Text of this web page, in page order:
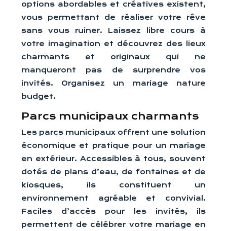
options abordables et créatives existent,
vous permettant de réaliser votre rêve
sans vous ruiner. Laissez libre cours à
votre imagination et découvrez des lieux
charmants et originaux qui ne
manqueront pas de surprendre vos
invités. Organisez un mariage nature
budget.
Parcs municipaux charmants
Les parcs municipaux offrent une solution
économique et pratique pour un mariage
en extérieur. Accessibles à tous, souvent
dotés de plans d’eau, de fontaines et de
kiosques, ils constituent un
environnement agréable et convivial.
Faciles d’accès pour les invités, ils
permettent de célébrer votre mariage en